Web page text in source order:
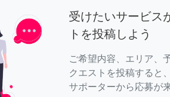
受けたいサービス
トを投稿しよう
ご希望内容、エリア、
クエストを投稿すると
サポーターから応募が